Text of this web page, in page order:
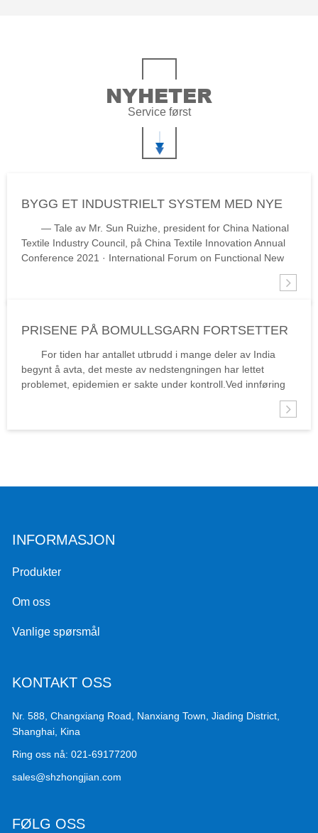
NYHETER
Service først
BYGG ET INDUSTRIELT SYSTEM MED NYE
FIBERMATERIALER SOM KJERNEN
— Tale av Mr. Sun Ruizhe, president for China National
Textile Industry Council, på China Textile Innovation Annual
Conference 2021 · International Forum on Functional New
Materials 20. mai, "Nytt materiale og ny kinetisk energi i den
PRISENE PÅ BOMULLSGARN FORTSETTER
Å FALLE ETTERSOM EPIDEMIEN I INDIA
GRADVIS KONTROLLERER
For tiden har antallet utbrudd i mange deler av India
begynt å avta, det meste av nedstengningen har lettet
problemet, epidemien er sakte under kontroll.Ved innføring
av ulike tiltak vil epidemiens vekstkurve gradvis flate ut.Men
INFORMASJON
Produkter
Om oss
Vanlige spørsmål
KONTAKT OSS
Nr. 588, Changxiang Road, Nanxiang Town, Jiading District,
Shanghai, Kina
Ring oss nå: 021-69177200
sales@shzhongjian.com
FØLG OSS